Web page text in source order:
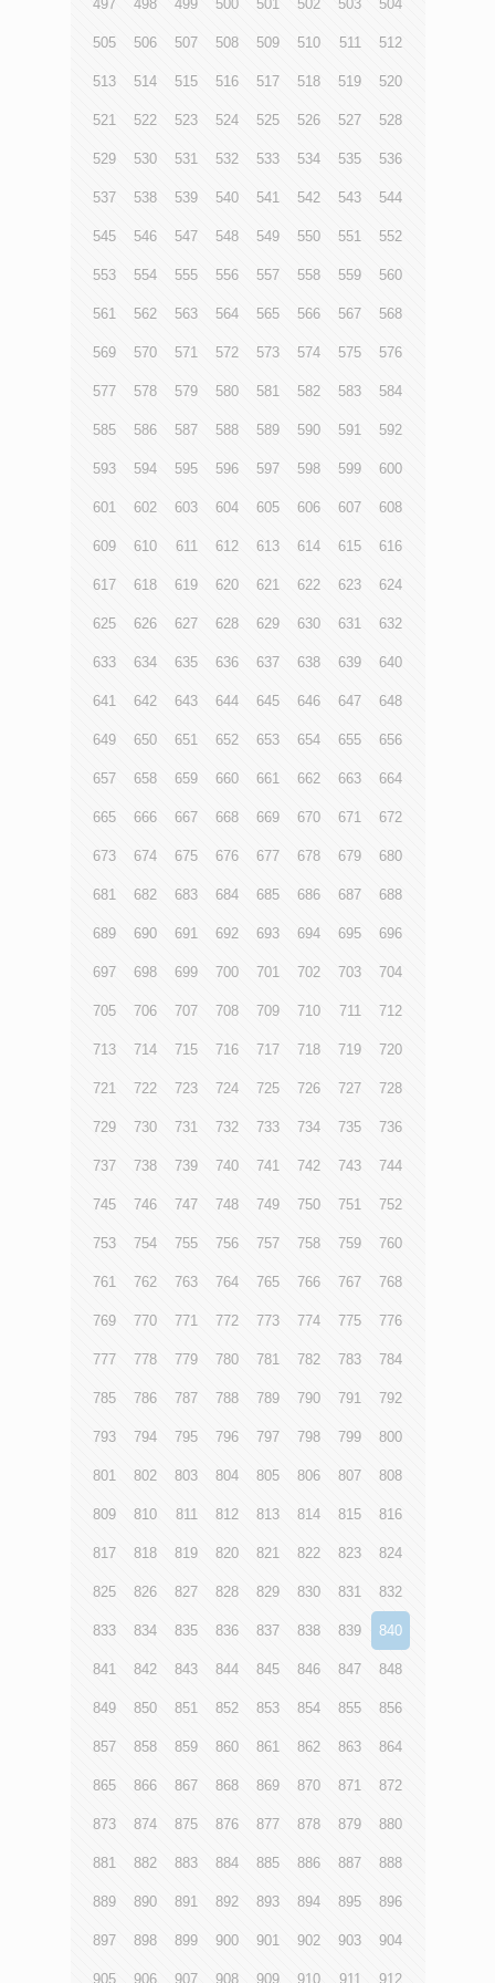
497 498 499 500 501 502 503 504
505 506 507 508 509 510 511 512
513 514 515 516 517 518 519 520
521 522 523 524 525 526 527 528
529 530 531 532 533 534 535 536
537 538 539 540 541 542 543 544
545 546 547 548 549 550 551 552
553 554 555 556 557 558 559 560
561 562 563 564 565 566 567 568
569 570 571 572 573 574 575 576
577 578 579 580 581 582 583 584
585 586 587 588 589 590 591 592
593 594 595 596 597 598 599 600
601 602 603 604 605 606 607 608
609 610 611 612 613 614 615 616
617 618 619 620 621 622 623 624
625 626 627 628 629 630 631 632
633 634 635 636 637 638 639 640
641 642 643 644 645 646 647 648
649 650 651 652 653 654 655 656
657 658 659 660 661 662 663 664
665 666 667 668 669 670 671 672
673 674 675 676 677 678 679 680
681 682 683 684 685 686 687 688
689 690 691 692 693 694 695 696
697 698 699 700 701 702 703 704
705 706 707 708 709 710 711 712
713 714 715 716 717 718 719 720
721 722 723 724 725 726 727 728
729 730 731 732 733 734 735 736
737 738 739 740 741 742 743 744
745 746 747 748 749 750 751 752
753 754 755 756 757 758 759 760
761 762 763 764 765 766 767 768
769 770 771 772 773 774 775 776
777 778 779 780 781 782 783 784
785 786 787 788 789 790 791 792
793 794 795 796 797 798 799 800
801 802 803 804 805 806 807 808
809 810 811 812 813 814 815 816
817 818 819 820 821 822 823 824
825 826 827 828 829 830 831 832
833 834 835 836 837 838 839 840
841 842 843 844 845 846 847 848
849 850 851 852 853 854 855 856
857 858 859 860 861 862 863 864
865 866 867 868 869 870 871 872
873 874 875 876 877 878 879 880
881 882 883 884 885 886 887 888
889 890 891 892 893 894 895 896
897 898 899 900 901 902 903 904
905 906 907 908 909 910 911 912